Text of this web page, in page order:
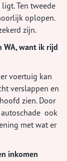
Ten tweede
oplopen.
zijn.
WA, want ik rijd
voertuig kan
verslappen en
zien. Door
ook
met wat er
inkomen